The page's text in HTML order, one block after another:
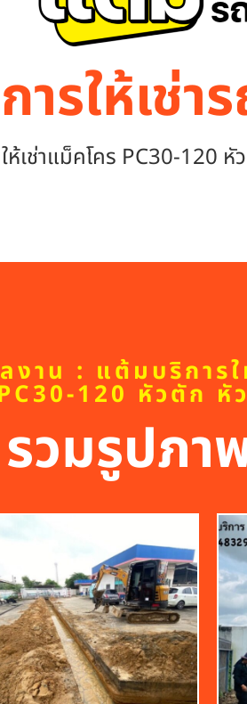
รให้เช่
ให้เช่าแม็คโคร PC30-120 หั
าน : แต้มบริการใ
120 หัวตัก หั
รวมรูปภา